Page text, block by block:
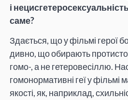
і
саме?
Здається, що у фільмі герої
дивно, що обирають
гомо-, а не гетеровесіллю.
гомонормативні геї у фільмі
якості, як, наприклад,